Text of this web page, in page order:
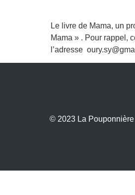
Le livre de Mama, un
Mama » . Pour rappel,
l’adresse
© 2023 La